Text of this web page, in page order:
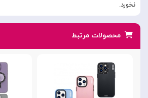
نخورد.
محصولات مرتبط